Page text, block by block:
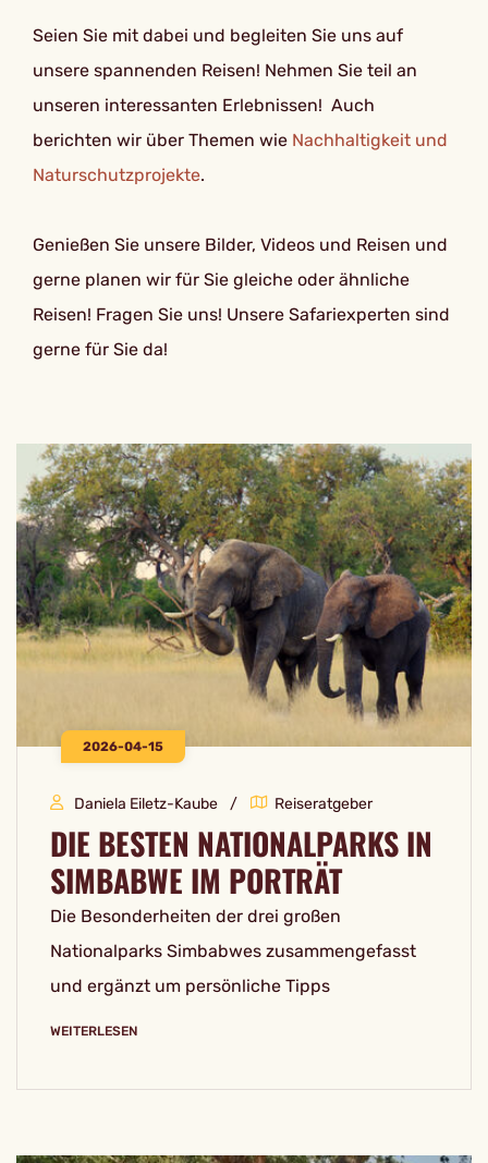
Seien Sie mit dabei und begleiten Sie uns auf
unsere spannenden Reisen! Nehmen Sie teil an
unseren interessanten Erlebnissen! Auch
berichten wir über Themen wie Nachhaltigkeit und
Naturschutzprojekte.
Genießen Sie unsere Bilder, Videos und Reisen und
gerne planen wir für Sie gleiche oder ähnliche
Reisen! Fragen Sie uns! Unsere Safariexperten sind
gerne für Sie da!
2026-04-15
Daniela Eiletz-Kaube Reiseratgeber
DIE BESTEN NATIONALPARKS IN
SIMBABWE IM PORTRÄT
Die Besonderheiten der drei großen
Nationalparks Simbabwes zusammengefasst
und ergänzt um persönliche Tipps
WEITERLESEN